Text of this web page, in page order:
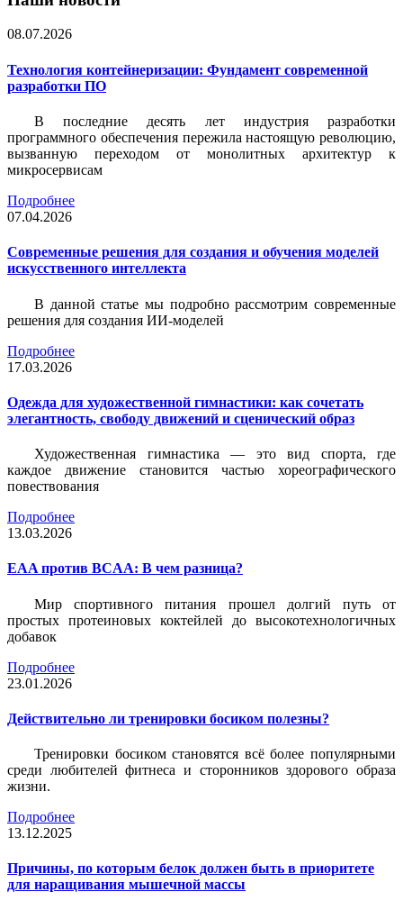
08.07.2026
Технология контейнеризации: Фундамент современной
разработки ПО
В последние десять лет индустрия разработки
программного обеспечения пережила настоящую революцию,
вызванную переходом от монолитных архитектур к
микросервисам
Подробнее
07.04.2026
Современные решения для создания и обучения моделей
искусственного интеллекта
В данной статье мы подробно рассмотрим современные
решения для создания ИИ-моделей
Подробнее
17.03.2026
Одежда для художественной гимнастики: как сочетать
элегантность, свободу движений и сценический образ
Художественная гимнастика — это вид спорта, где
каждое движение становится частью хореографического
повествования
Подробнее
13.03.2026
EAA против BCAA: В чем разница?
Мир спортивного питания прошел долгий путь от
простых протеиновых коктейлей до высокотехнологичных
добавок
Подробнее
23.01.2026
Действительно ли тренировки босиком полезны?
Тренировки босиком становятся всё более популярными
среди любителей фитнеса и сторонников здорового образа
жизни.
Подробнее
13.12.2025
Причины, по которым белок должен быть в приоритете
для наращивания мышечной массы